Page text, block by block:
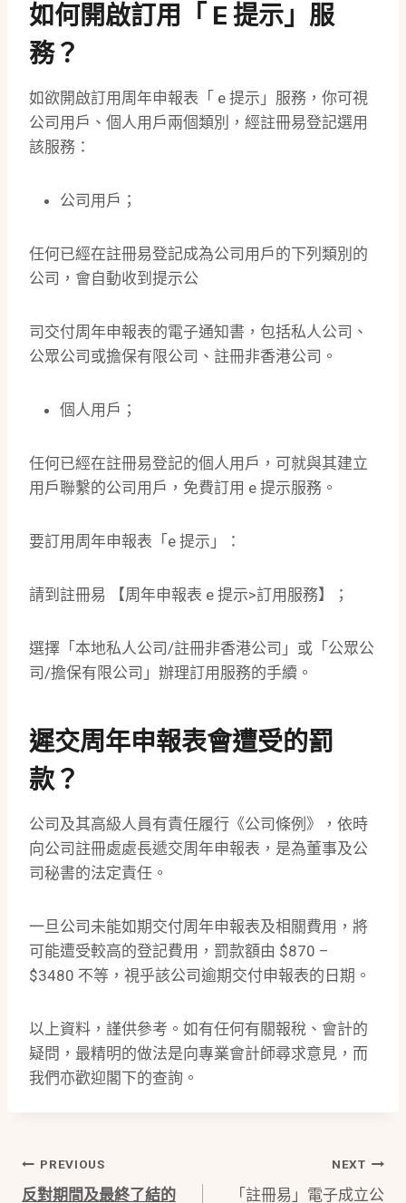
如何開啟訂用「 E 提示」服
務？
如欲開啟訂用周年申報表「 e 提示」服務，你可視
公司用戶、個人用戶兩個類別，經註冊易登記選用
該服務：
公司用戶；
任何已經在註冊易登記成為公司用戶的下列類別的
公司，會自動收到提示公
司交付周年申報表的電子通知書，包括私人公司、
公眾公司或擔保有限公司、註冊非香港公司。
個人用戶；
任何已經在註冊易登記的個人用戶，可就與其建立
用戶聯繫的公司用戶，免費訂用 e 提示服務。
要訂用周年申報表「e 提示」：
請到註冊易 【周年申報表 e 提示>訂用服務】；
選擇「本地私人公司/註冊非香港公司」或「公眾公
司/擔保有限公司」辦理訂用服務的手續。
遲交周年申報表會遭受的罰
款？
公司及其高級人員有責任履行《公司條例》，依時
向公司註冊處處長遞交周年申報表，是為董事及公
司秘書的法定責任。
一旦公司未能如期交付周年申報表及相關費用，將
可能遭受較高的登記費用，罰款額由 $870 –
$3480 不等，視乎該公司逾期交付申報表的日期。
以上資料，謹供參考。如有任何有關報稅、會計的
疑問，最精明的做法是向專業會計師尋求意見，而
我們亦歡迎閣下的查詢。
Post
PREVIOUS
反對期間及最終了結的
NEXT
「註冊易」電子成立公